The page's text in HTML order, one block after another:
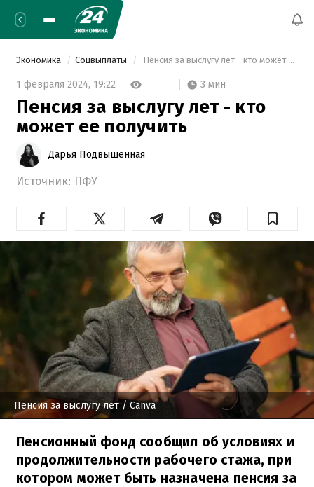
Экономика Соцвыплаты Пенсия за выслугу лет - кто может ее получить
1 февраля 2024, 19:22 3 мин
Пенсия за выслугу лет - кто
может ее получить
Дарья Подвышенная
Источник: ПФУ
Пенсия за выслугу лет/ Canva
Пенсионный фонд сообщил об условиях и
продолжительности рабочего стажа, при
котором может быть назначена пенсия за